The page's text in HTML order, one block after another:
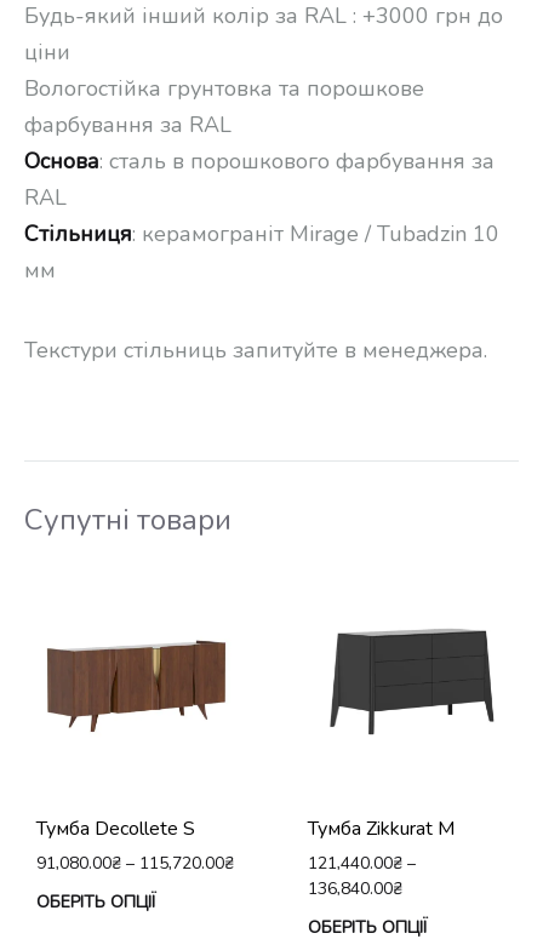
Будь-який інший колір за RAL : +3000 грн до
ціни
Вологостійка грунтовка та порошкове
фарбування за RAL
Основа: сталь в порошкового фарбування за
RAL
Стільниця: керамограніт Mirage / Tubadzin 10
мм
Текстури стільниць запитуйте в менеджера.
Супутні товари
Тумба Decollete S
91,080.00₴ – 115,720.00₴
ОБЕРІТЬ ОПЦІЇ
Тумба Zikkurat М
121,440.00₴ –
136,840.00₴
ОБЕРІТЬ ОПЦІЇ